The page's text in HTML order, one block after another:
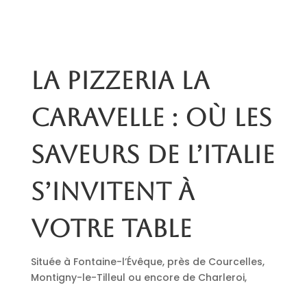
La pizzeria La
Caravelle : où les
saveurs de l’Italie
s’invitent à
votre table
Située à Fontaine-l’Évêque, près de Courcelles,
Montigny-le-Tilleul ou encore de Charleroi,